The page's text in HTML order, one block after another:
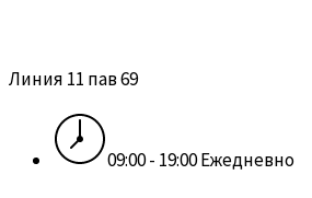
Линия 11 пав 69
09:00 - 19:00 Ежедневно